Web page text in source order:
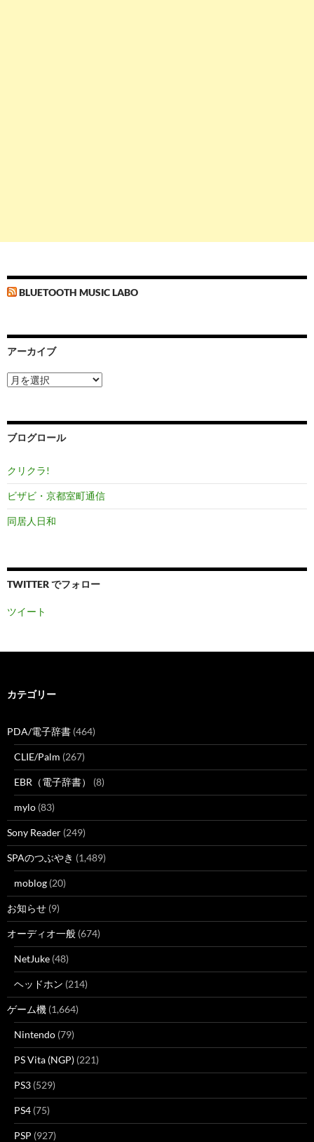
BLUETOOTH MUSIC LABO
アーカイブ
ア
ー
ブ
ブログロール
クリクラ!
ビザビ・京都室町通信
同居人日和
TWITTER でフォロー
ツイート
カテゴリー
PDA/電子辞書 (464)
CLIE/Palm (267)
EBR（電子辞書） (8)
mylo (83)
Sony Reader (249)
SPAのつぶやき (1,489)
moblog (20)
お知らせ (9)
オーディオ一般 (674)
NetJuke (48)
ヘッドホン (214)
ゲーム機 (1,664)
Nintendo (79)
PS Vita (NGP) (221)
PS3 (529)
PS4 (75)
PSP (927)